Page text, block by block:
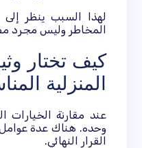
لهذا السبب ينظر إلى
المخاطر وليس مجرد
كيف تختار
المنزلية
عند مقارنة الخيارات
وحده. هناك عدة
القرار النهائي.